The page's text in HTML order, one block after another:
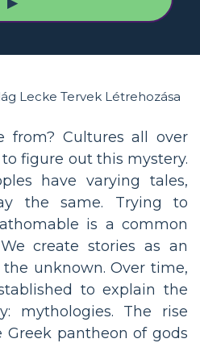
from? Cultures all over
figure out this mystery.
have varying tales,
the same. Trying to
is a common
create stories as an
unknown. Over time,
to explain the
mythologies. The rise
pantheon of gods